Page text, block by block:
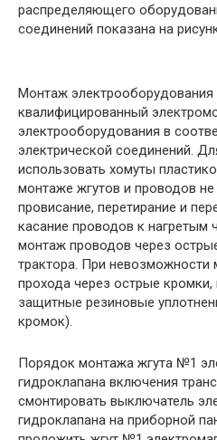
распределяющего
соединений показана на
Монтаж
квалифицированный
электрооборудования в
электрической соединений.
использовать хомуты
монтаже жгутов и проводов
провисание, перетирание и
касание проводов к нагретым
монтаж проводов через
трактора. При невозможности
прохода через острые
защитные резиновые
кромок).
Порядок монтажа жгута №1
гидроклапана включения
смонтировать выключатель
гидроклапана на приборной